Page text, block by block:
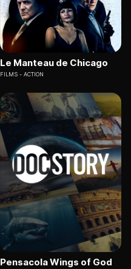
Le Manteau de Chicago
FILMS ACTION
Pensacola Wings of God